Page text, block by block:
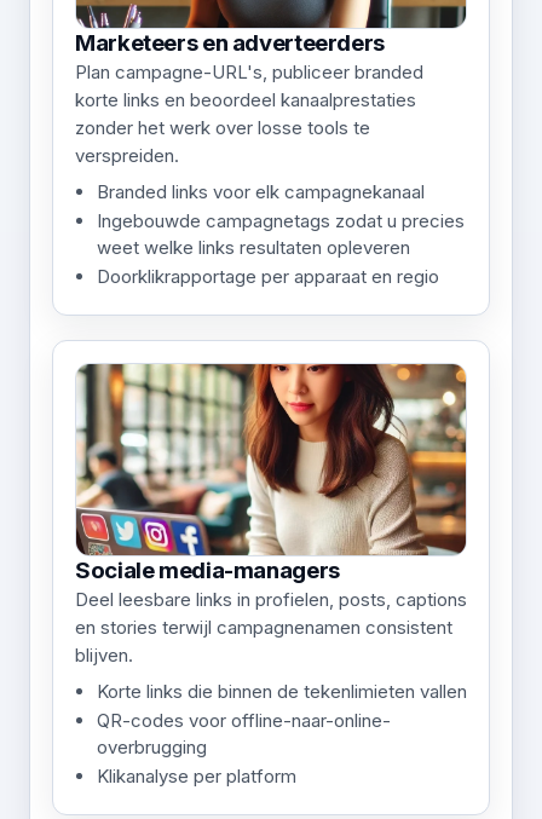
Marketeers en adverteerders
Plan campagne-URL's, publiceer branded
korte links en beoordeel kanaalprestaties
zonder het werk over losse tools te
verspreiden.
Branded links voor elk campagnekanaal
Ingebouwde campagnetags zodat u precies
weet welke links resultaten opleveren
Doorklikrapportage per apparaat en regio
Sociale media-managers
Deel leesbare links in profielen, posts, captions
en stories terwijl campagnenamen consistent
blijven.
Korte links die binnen de tekenlimieten vallen
QR-codes voor offline-naar-online-
overbrugging
Klikanalyse per platform